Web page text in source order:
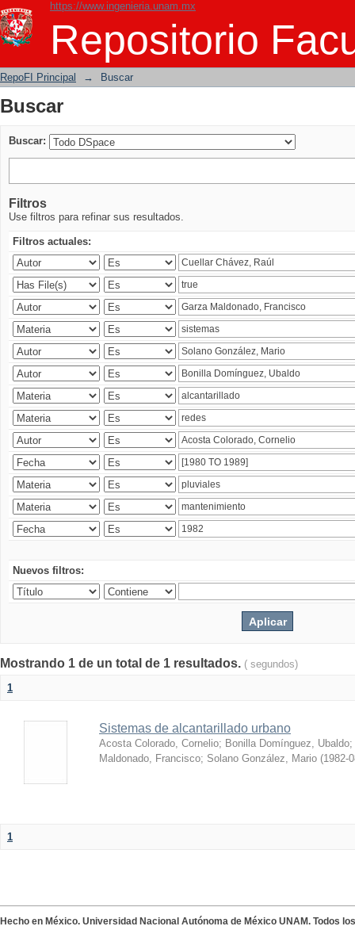
https://www.ingenieria.unam.mx
Repositorio
Buscar
RepoFI Principal → Buscar
Buscar
Buscar:
Filtros
Use filtros para refinar sus resultados.
Filtros actuales:
Nuevos filtros:
Mostrando 1 de un total de 1 resultados. ( segundos)
1
Sistemas de alcantarillado urbano
Acosta Colorado, Cornelio; Bonilla Domínguez, Ubaldo;
Maldonado, Francisco; Solano González, Mario (1982-
1
Hecho en México. Universidad Nacional Autónoma de México UNAM. Todos